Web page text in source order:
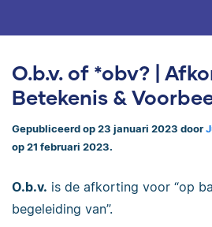
O.b.v. of *obv? |
Betekenis &
Gepubliceerd op 23 januari 2023 door
op 21 februari 2023.
O.b.v. is de afkorting voor “op
begeleiding van”.